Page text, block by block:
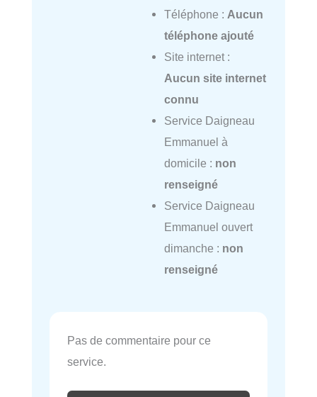
Téléphone : Aucun
téléphone ajouté
Site internet :
Aucun site internet
connu
Service Daigneau
Emmanuel à
domicile : non
renseigné
Service Daigneau
Emmanuel ouvert
dimanche : non
renseigné
Pas de commentaire pour ce
service.